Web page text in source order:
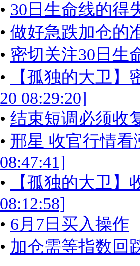
• 30日生命线的得
• 做好急跌加仓的
• 密切关注30日生
•
【孤独的大卫】
20 08:29:20]
• 结束短调必须收
• 邢星 收官行情看
08:47:41]
•
【孤独的大卫】
08:12:58]
• 6月7日买入操作
• 加仓需等指数回